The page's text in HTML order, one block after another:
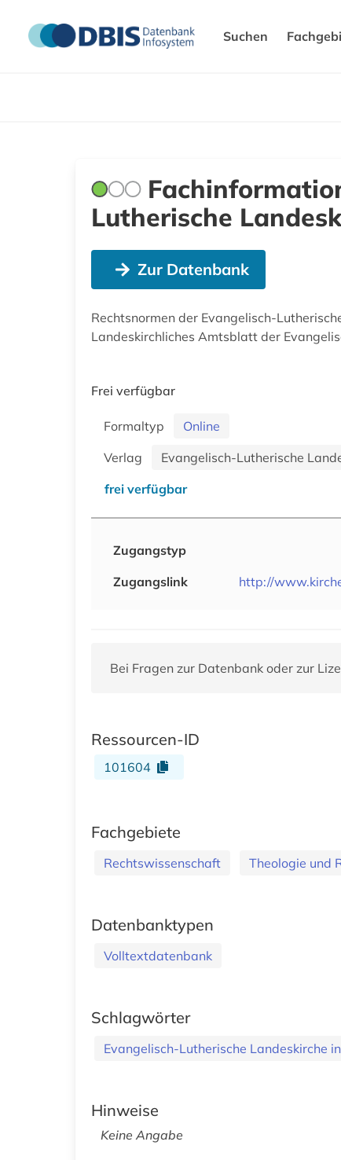
Suchen
Lutherische
Zur Datenbank
Rechtsnormen der Evangelisch-
Landeskirchliches Amtsblatt der
Frei verfügbar
Formaltyp
Online
Verlag
Evangelisch-Lutherische
frei verfügbar
Zugangstyp
Zugangslink
http://
Bei Fragen zur Datenbank oder zur
Ressourcen-ID
101604
Fachgebiete
Rechtswissenschaft Theologie und
Datenbanktypen
Volltextdatenbank
Schlagwörter
Evangelisch-Lutherische Landeskirche
Hinweise
Keine Angabe